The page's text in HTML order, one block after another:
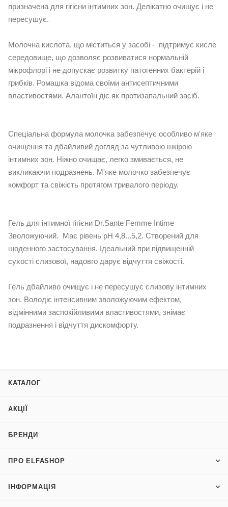
призначена для гігієни інтимних зон. Делікатно очищує і не
пересушує.
Молочна кислота, що міститься у засобі - підтримує кисле
середовище, що дозволяє розвиватися нормальній
мікрофлорі і не допускає розвитку патогенних бактерій і
грибків. Ромашка відома своїми антисептичними
властивостями. Алантоїн діє як протизапальний засіб.
Спеціальна формула молочка забезпечує особливо м'яке
очищення та дбайливий догляд за чутливою шкірою
інтимних зон. Ніжно очищає, легко змивається, не
викликаючи подразнень. М'яке молочко забезпечує
комфорт та свіжість протягом тривалого періоду.
Гель для інтимної гігієни Dr.Sante Femme Intime
Зволожуючий. Має рівень рH 4,8...5,2. Створений для
щоденного застосування. Ідеальний при підвищенній
сухості слизової, надовго дарує відчуття свіжості.
Гель дбайливо очищує і не пересушує слизову інтимних
зон. Володіє інтенсивним зволожуючим ефектом,
відмінними заспокійливими властивостями, знімає
подразнення і відчуття дискомфорту.
КАТАЛОГ
АКЦІЇ
БРЕНДИ
ПРО ELFASHOP
ІНФОРМАЦІЯ